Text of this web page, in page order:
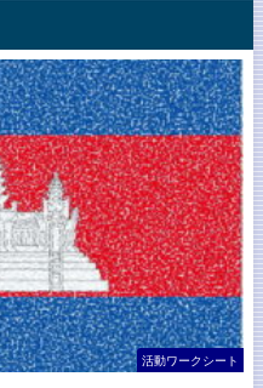
活動ワークシート